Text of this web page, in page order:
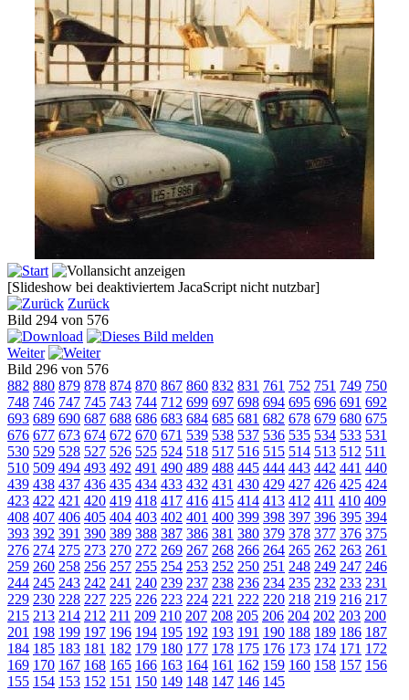
[Slideshow bei deaktiviertem JacaScript nicht nutzbar]
Zurück
Bild 294 von 576
Weiter
Bild 296 von 576
882 880 879 878 874 870 867 860 832 831 761 752 751 749 750
748 746 747 745 743 744 712 699 697 698 694 695 696 691 692
693 689 690 687 688 686 683 684 685 681 682 678 679 680 675
676 677 673 674 672 670 671 539 538 537 536 535 534 533 531
530 529 528 527 526 525 524 518 517 516 515 514 513 512 511
510 509 494 493 492 491 490 489 488 445 444 443 442 441 440
439 438 437 436 435 434 433 432 431 430 429 427 426 425 424
423 422 421 420 419 418 417 416 415 414 413 412 411 410 409
408 407 406 405 404 403 402 401 400 399 398 397 396 395 394
393 392 391 390 389 388 387 386 381 380 379 378 377 376 375
276 274 275 273 270 272 269 267 268 266 264 265 262 263 261
259 260 258 256 257 255 254 253 252 250 251 248 249 247 246
244 245 243 242 241 240 239 237 238 236 234 235 232 233 231
229 230 228 227 225 226 223 224 221 222 220 218 219 216 217
215 213 214 212 211 209 210 207 208 205 206 204 202 203 200
201 198 199 197 196 194 195 192 193 191 190 188 189 186 187
184 185 183 181 182 179 180 177 178 175 176 173 174 171 172
169 170 167 168 165 166 163 164 161 162 159 160 158 157 156
155 154 153 152 151 150 149 148 147 146 145